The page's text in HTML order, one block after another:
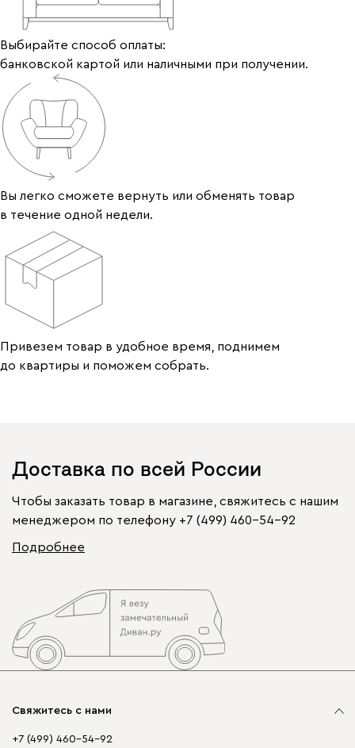
Выбирайте способ оплаты:
банковской картой или наличными при получении.
Вы легко сможете вернуть или обменять товар
в течение одной недели.
Привезем товар в удобное время, поднимем
до квартиры и поможем собрать.
Доставка по всей России
Чтобы заказать товар в магазине, свяжитесь с нашим
менеджером по телефону +7 (499) 460-54-92
Подробнее
Свяжитесь с нами
+7 (499) 460-54-92